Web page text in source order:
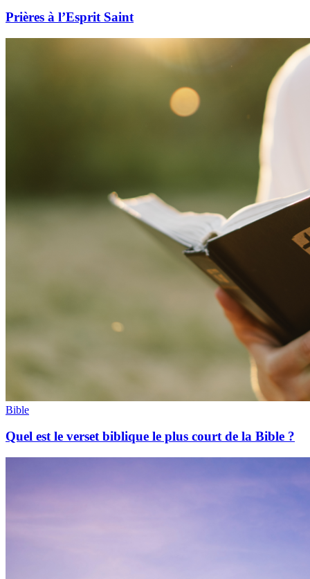
Prières à l’Esprit Saint
Bible
Quel est le verset biblique le plus court de la Bible ?